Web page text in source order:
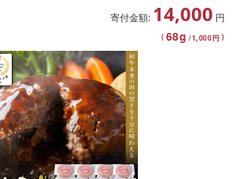
寄付金額: 14,000 円
( 68g /1,000円 )